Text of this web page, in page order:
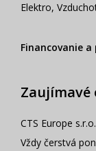
Elektro,
Financovanie
Zaujímavé
CTS Europe s.r.o.
Vždy čerstvá